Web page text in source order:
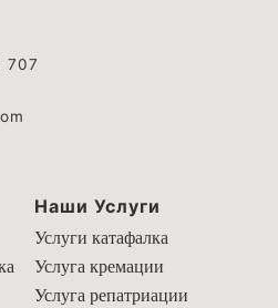
707
Наши Услуги
Услуги катафалка
Услуга кремации
Услуга репатриации